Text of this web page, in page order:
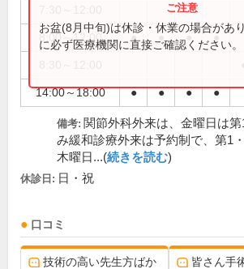
8:00～12:00 ● ● ● ●
14:00～18:00 ● ● ● ●
お盆(8月中旬)は休診・休業の場合があ
に必ず医療機関に直接ご確認ください。
備考: 関節外科外来は、金曜日は
み緩和診療外来は予約制で、第1
木曜日...(続きを読む)
休診日: 日・祝
口コミ
技術の高い先生方ばか
皆さん手